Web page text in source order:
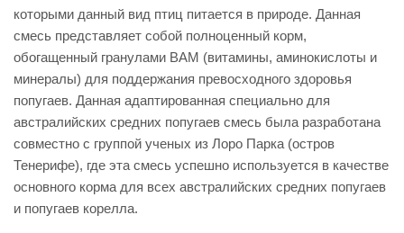
которыми данный вид птиц питается в природе. Данная
смесь представляет собой полноценный корм,
обогащенный гранулами ВАМ (витамины, аминокислоты и
минералы) для поддержания превосходного здоровья
попугаев. Данная адаптированная специально для
австралийских средних попугаев смесь была разработана
совместно с группой ученых из Лоро Парка (остров
Тенерифе), где эта смесь успешно используется в качестве
основного корма для всех австралийских средних попугаев
и попугаев корелла.